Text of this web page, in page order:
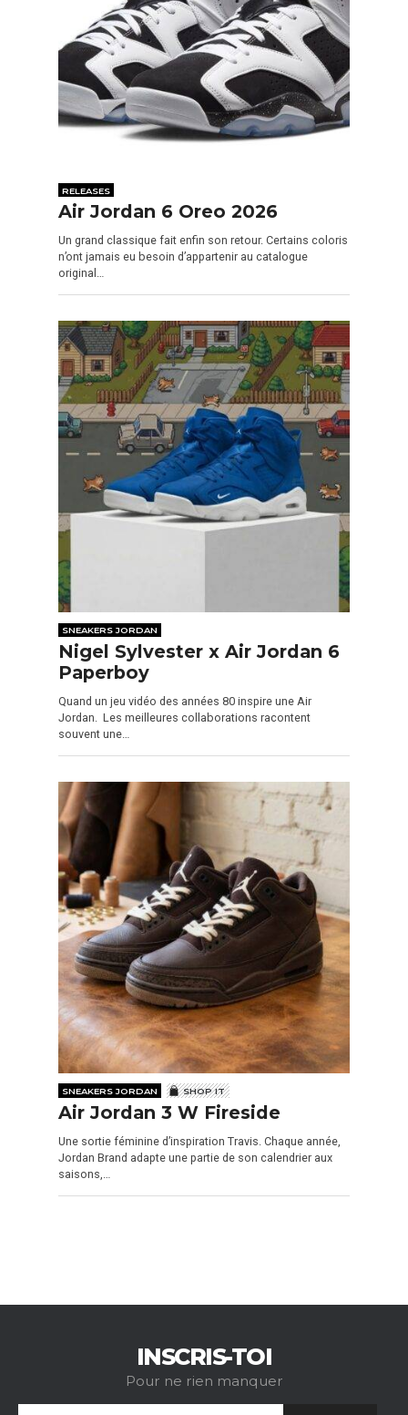
RELEASES
Air Jordan 6 Oreo 2026
Un grand classique fait enfin son retour. Certains coloris
n’ont jamais eu besoin d’appartenir au catalogue
original…
SNEAKERS JORDAN
Nigel Sylvester x Air Jordan 6
Paperboy
Quand un jeu vidéo des années 80 inspire une Air
Jordan. Les meilleures collaborations racontent
souvent une…
SNEAKERS JORDAN SHOP IT
Air Jordan 3 W Fireside
Une sortie féminine d’inspiration Travis. Chaque année,
Jordan Brand adapte une partie de son calendrier aux
saisons,…
INSCRIS-TOI
Pour ne rien manquer